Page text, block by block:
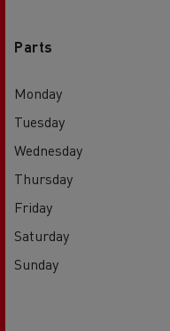
Parts
Monday
Tuesday
Wednesday
Thursday
Friday
Saturday
Sunday